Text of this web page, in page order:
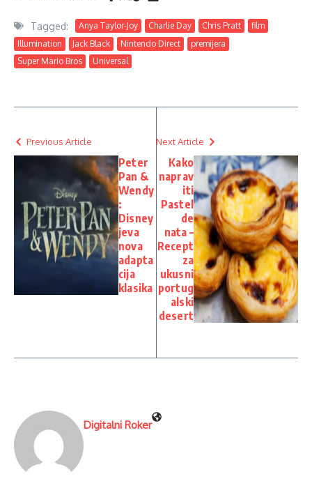
Tagged: Anya Taylor-Joy Charlie Day Chris Pratt
film
Illumination
Jack Black Nintendo Direct
premijera
Super Mario Bros
Universal
Previous Article
Peter
Pan &
Wendy
:
Disney
jeva
nova
adapta
cija
klasika
Next Article
Kako
naprav
iti
Pastel
de
nata –
Recept
za
ukusni
portug
alski
desert
Digitalni Roker